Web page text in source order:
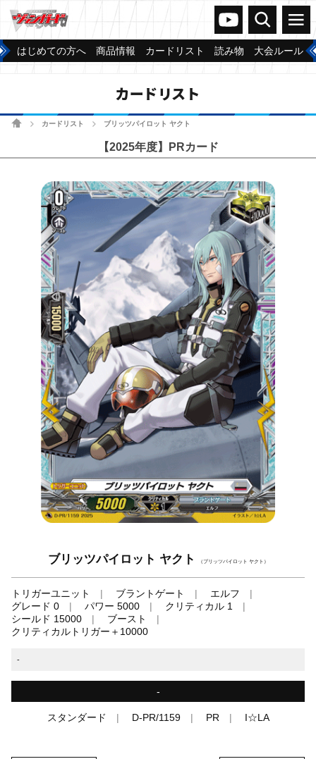
ヴァンガードch
検索 メニュー
はじめての方へ 商品情報 カードリスト 読み物 大会ルール
カードリスト
ホームカードリスト ブリッツパイロット ヤクト
【2025年度】PRカード
ブリッツパイロット ヤクト （ブリッツパイロット ヤクト）
トリガーユニット ブラントゲート
エルフ
グレード 0
パワー 5000
クリティカル 1
シールド 15000
ブースト
クリティカルトリガー＋10000
-
-
スタンダード D-PR/1159 PR I☆LA